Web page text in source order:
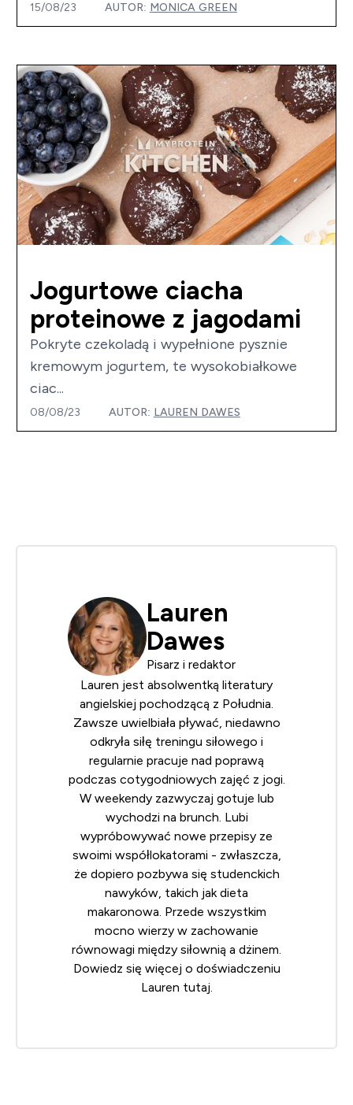
15/08/23 AUTOR: MONICA GREEN
Jogurtowe ciacha
proteinowe z jagodami
Pokryte czekoladą i wypełnione pysznie
kremowym jogurtem, te wysokobiałkowe
ciac...
08/08/23 AUTOR: LAUREN DAWES
Lauren
Dawes
Pisarz i redaktor
Lauren jest absolwentką literatury
angielskiej pochodzącą z Południa.
Zawsze uwielbiała pływać, niedawno
odkryła siłę treningu siłowego i
regularnie pracuje nad poprawą
podczas cotygodniowych zajęć z jogi.
W weekendy zazwyczaj gotuje lub
wychodzi na brunch. Lubi
wypróbowywać nowe przepisy ze
swoimi współlokatorami - zwłaszcza,
że dopiero pozbywa się studenckich
nawyków, takich jak dieta
makaronowa. Przede wszystkim
mocno wierzy w zachowanie
równowagi między siłownią a dżinem.
Dowiedz się więcej o doświadczeniu
Lauren tutaj